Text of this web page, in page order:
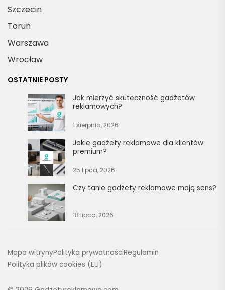
Szczecin
Toruń
Warszawa
Wrocław
OSTATNIE POSTY
Jak mierzyć skuteczność gadżetów
reklamowych?
1 sierpnia, 2026
Jakie gadżety reklamowe dla klientów
premium?
25 lipca, 2026
Czy tanie gadżety reklamowe mają sens?
18 lipca, 2026
Mapa witrynyPolityka prywatnościRegulamin
Polityka plików cookies (EU)